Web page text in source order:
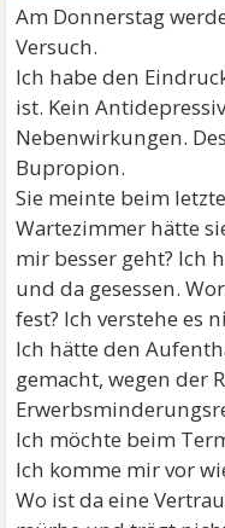
Am Donnerstag
Versuch.
Ich habe den
ist. Kein
Nebenwirkungen.
Bupropion.
Sie meinte beim
Wartezimmer hätte
mir besser geht? Ich
und da gesessen.
fest? Ich verstehe es
Ich hätte den
gemacht, wegen der
Ich möchte beim
Ich komme mir vor
Wo ist da eine